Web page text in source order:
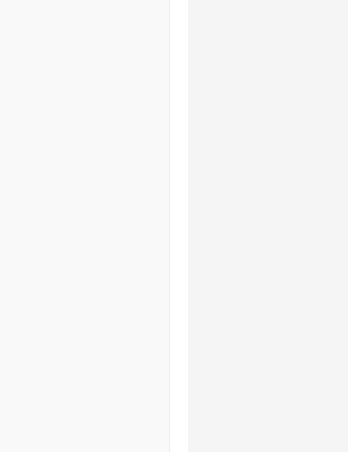
も取り戻してみ
。聞かなくて良